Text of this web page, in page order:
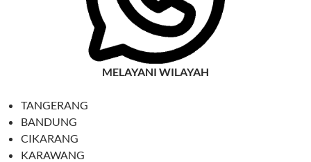
MELAYANI WILAYAH
TANGERANG
BANDUNG
CIKARANG
KARAWANG